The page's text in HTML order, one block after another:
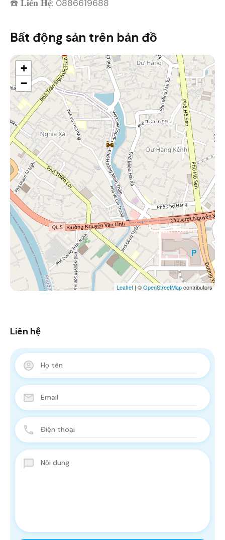
☎️ 𝐋𝐢𝐞̂𝐧 𝐇𝐞̣̂: 0886619688
Bất động sản trên bản đồ
+
−
Leaflet | ©OpenStreetMapcontributors
Liên hệ